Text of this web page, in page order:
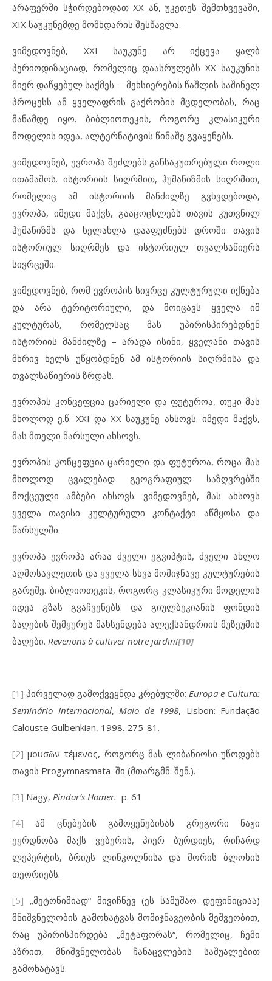
არაფერში სჭირდებოდათ XX ან, უკეთეს შემთხვევაში,
XIX საუკუნემდე მომხდარის შესწავლა.
ვიმედოვნებ, XXI საუკუნე არ იქცევა ყალბ
პერიოდიზაციად, რომელიც დაასრულებს XX საუკუნის
მიერ დაწყებულ საქმეს – მეხსიერების წაშლის საშინელ
პროცესს ან ყველაფრის გაქრობის მცდელობას, რაც
მანამდე იყო. ბიბლიოთეკის, როგორც კლასიკური
მოდელის იდეა, ალტერნატივის წინაშე გვაყენებს.
ვიმედოვნებ, ევროპა შეძლებს განსაკუთრებული როლი
ითამაშოს. ისტორიის სიღრმით, ჰუმანიზმის სიღრმით,
რომელიც ამ ისტორიის მანძილზე გვხვდებოდა,
ევროპა, იმედი მაქვს, გააცოცხლებს თავის კუთვნილ
ჰუმანიზმს და ხელახლა დააფუძნებს დროში თავის
ისტორიულ სიღრმეს და ისტორიულ თვალსაწიერს
სივრცეში.
ვიმედოვნებ, რომ ევროპის სივრცე კულტურული იქნება
და არა ტერიტორიული, და მოიცავს ყველა იმ
კულტურას, რომელსაც მას უპირისპირებდნენ
ისტორიის მანძილზე – არადა ისინი, ყველანი თავის
მხრივ ხელს უწყობდნენ ამ ისტორიის სიღრმისა და
თვალსაწიერის ზრდას.
ევროპის კონცეფცია ცარიელი და ფუტუროა, თუკი მას
მხოლოდ ე.წ. XXI და XX საუკუნე ახსოვს. იმედი მაქვს,
მას მთელი წარსული ახსოვს.
ევროპის კონცეფცია ცარიელი და ფუტუროა, როცა მას
მხოლოდ ცვალებად გეოგრაფიულ საზღვრებში
მოქცეული ამბები ახსოვს. ვიმედოვნებ, მას ახსოვს
ყველა თავისი კულტურული კონტაქტი აწმყოსა და
წარსულში.
ევროპა ევროპა არაა ძველი ეგვიპტის, ძველი ახლო
აღმოსავლეთის და ყველა სხვა მომიჯნავე კულტურების
გარეშე. ბიბლიოთეკის, როგორც კლასიკური მოდელის
იდეა გზას გვაჩვენებს. და გიულბეკიანის ფონდის
ბაღების შემყურეს მახსენდება ალექსანდრიის მუზეუმის
ბაღები. Revenons à cultiver notre jardin![10]
[1] პირველად გამოქვეყნდა კრებულში: Europa e Cultura:
Seminário Internacional, Maio de 1998, Lisbon: Fundação
Calouste Gulbenkian, 1998. 275-81.
[2] μουσῶν τέμενος, როგორც მას ლიბანიოსი უწოდებს
თავის Progymnasmata–ში (მთარგმნ. შენ.).
[3] Nagy, Pindar’s Homer. p. 61
[4] ამ ცნებების გამოყენებისას გრეგორი ნაჟი
ეყრდნობა მაქს ვებერის, პიერ ბურდიეს, რიჩარდ
ლეპერტის, ბრიუს ლინკოლნისა და მორის ბლოხის
თეორიებს.
[5] „მეტონიმიად“ მივიჩნევ (ეს სამუშაო დეფინიციაა)
მნიშვნელობის გამოხატვას მომიჯნავეობის მეშვეობით,
რაც უპირისპირდება „მეტაფორას“, რომელიც, ჩემი
აზრით, მნიშვნელობას ჩანაცვლების საშუალებით
გამოხატავს.